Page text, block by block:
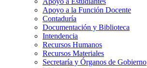
Apoyo a la Función Docente
Contaduría
Documentación y Biblioteca
Intendencia
Recursos Humanos
Recursos Materiales
Secretaría y Órganos de Gobierno